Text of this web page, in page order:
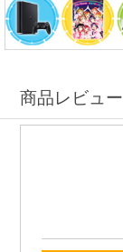
商品レビュー